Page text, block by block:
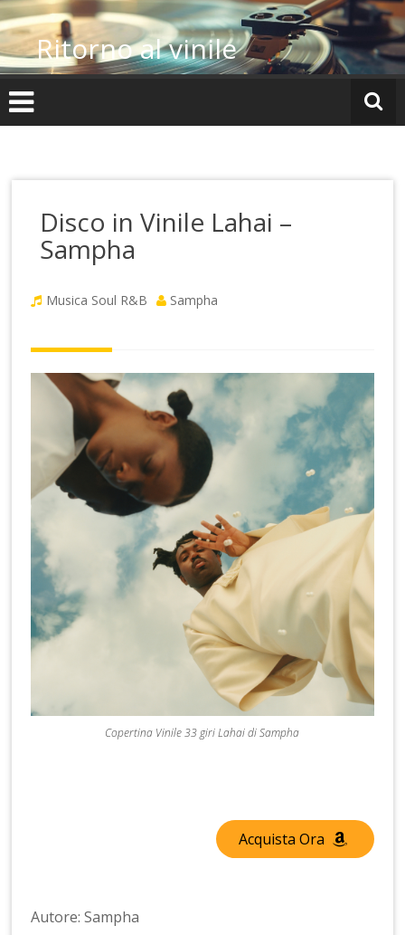
Vai
al
contenutoRitorno al vinile
Disco in Vinile Lahai –
Sampha
Musica Soul R&B Sampha
Copertina Vinile 33 giri Lahai di Sampha
Acquista Ora
Autore: Sampha